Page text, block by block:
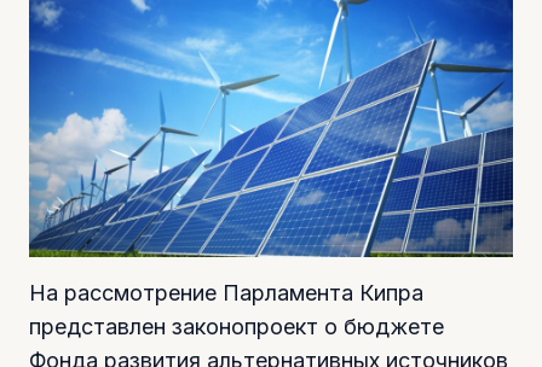
На рассмотрение Парламента Кипра
представлен законопроект о бюджете
Фонда развития альтернативных источников